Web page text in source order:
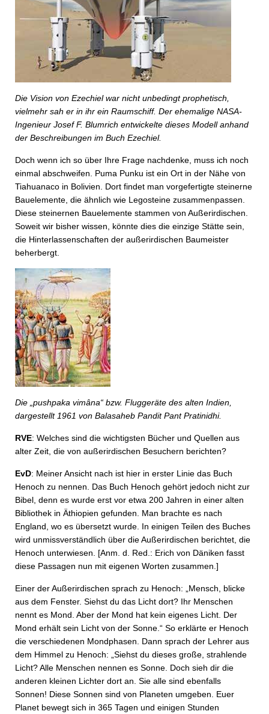
Die Vision von Ezechiel war nicht unbedingt prophetisch,
vielmehr sah er in ihr ein Raumschiff. Der ehemalige NASA-
Ingenieur Josef F. Blumrich entwickelte dieses Modell anhand
der Beschreibungen im Buch Ezechiel.
Doch wenn ich so über Ihre Frage nachdenke, muss ich noch
einmal abschweifen. Puma Punku ist ein Ort in der Nähe von
Tiahuanaco in Bolivien. Dort findet man vorgefertigte steinerne
Bauelemente, die ähnlich wie Legosteine zusammenpassen.
Diese steinernen Bauelemente stammen von Außerirdischen.
Soweit wir bisher wissen, könnte dies die einzige Stätte sein,
die Hinterlassenschaften der außerirdischen Baumeister
beherbergt.
Die „pushpaka vimâna“ bzw. Fluggeräte des alten Indien,
dargestellt 1961 von Balasaheb Pandit Pant Pratinidhi.
RVE: Welches sind die wichtigsten Bücher und Quellen aus
alter Zeit, die von außerirdischen Besuchern berichten?
EvD: Meiner Ansicht nach ist hier in erster Linie das Buch
Henoch zu nennen. Das Buch Henoch gehört jedoch nicht zur
Bibel, denn es wurde erst vor etwa 200 Jahren in einer alten
Bibliothek in Äthiopien gefunden. Man brachte es nach
England, wo es übersetzt wurde. In einigen Teilen des Buches
wird unmissverständlich über die Außerirdischen berichtet, die
Henoch unterwiesen. [Anm. d. Red.: Erich von Däniken fasst
diese Passagen nun mit eigenen Worten zusammen.]
Einer der Außerirdischen sprach zu Henoch: „Mensch, blicke
aus dem Fenster. Siehst du das Licht dort? Ihr Menschen
nennt es Mond. Aber der Mond hat kein eigenes Licht. Der
Mond erhält sein Licht von der Sonne.“ So erklärte er Henoch
die verschiedenen Mondphasen. Dann sprach der Lehrer aus
dem Himmel zu Henoch: „Siehst du dieses große, strahlende
Licht? Alle Menschen nennen es Sonne. Doch sieh dir die
anderen kleinen Lichter dort an. Sie alle sind ebenfalls
Sonnen! Diese Sonnen sind von Planeten umgeben. Euer
Planet bewegt sich in 365 Tagen und einigen Stunden